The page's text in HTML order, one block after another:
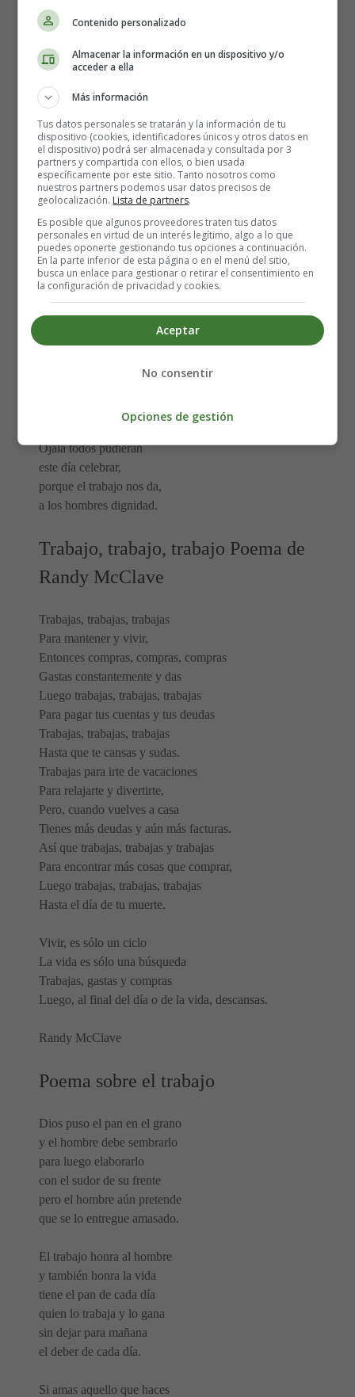
El trabajo es una obra,
el trabajo dignifica,
Poesía día del trabajador
En el día del trabajo
de trabajos se hablará,
de mañana, tarde o noche
va la gente a trabajar.
Unos dentro de sus casas,
otros tienen que viajar,
algunos pasan sus horas
trabajando aquí y allá.
importantes por igual,
de toda la humanidad.
Ojalá todos pudieran
este día celebrar,
porque el trabajo nos da,
a los hombres dignidad.
Trabajo, trabajo, trabajo Poema de
Randy McClave
Trabajas, trabajas, trabajas
Para mantener y vivir,
Entonces compras, compras, compras
Gastas constantemente y das
Luego trabajas, trabajas, trabajas
Para pagar tus cuentas y tus deudas
Trabajas, trabajas, trabajas
Hasta que te cansas y sudas.
Trabajas para irte de vacaciones
Para relajarte y divertirte,
Pero, cuando vuelves a casa
Tienes más deudas y aún más facturas.
Así que trabajas, trabajas y trabajas
Para encontrar más cosas que comprar,
Luego trabajas, trabajas, trabajas
Hasta el día de tu muerte.
Vivir, es sólo un ciclo
La vida es sólo una búsqueda
Trabajas, gastas y compras
Luego, al final del día o de la vida, descansas.
Randy McClave
Poema sobre el trabajo
Dios puso el pan en el grano
y el hombre debe sembrarlo
para luego elaborarlo
con el sudor de su frente
pero el hombre aún pretende
que se lo entregue amasado.
El trabajo honra al hombre
y también honra la vida
tiene el pan de cada día
quien lo trabaja y lo gana
sin dejar para mañana
el deber de cada día.
Si amas aquello que haces
Contenido personalizado
Almacenar la información en un dispositivo y/o
acceder a ella
Más información
Tus datos personales se tratarán y la información de tu
dispositivo (cookies, identificadores únicos y otros datos en
el dispositivo) podrá ser almacenada y consultada por 3
partners y compartida con ellos, o bien usada
específicamente por este sitio. Tanto nosotros como
nuestros partners podemos usar datos precisos de
geolocalización. Lista de partners.
Es posible que algunos proveedores traten tus datos
personales en virtud de un interés legítimo, algo a lo que
puedes oponerte gestionando tus opciones a continuación.
En la parte inferior de esta página o en el menú del sitio,
busca un enlace para gestionar o retirar el consentimiento en
la configuración de privacidad y cookies.
Aceptar
No consentir
Opciones de gestión